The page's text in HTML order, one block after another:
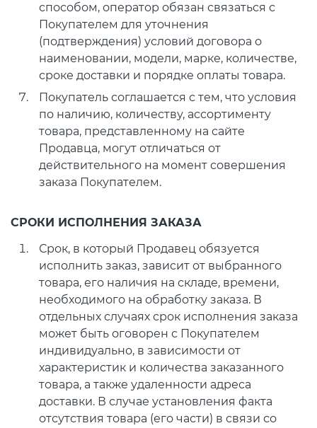
способом, оператор обязан связаться с
Покупателем для уточнения
(подтверждения) условий договора о
наименовании, модели, марке, количестве,
сроке доставки и порядке оплаты товара.
Покупатель соглашается с тем, что условия
по наличию, количеству, ассортименту
товара, представленному на сайте
Продавца, могут отличаться от
действительного на момент совершения
заказа Покупателем.
СРОКИ ИСПОЛНЕНИЯ ЗАКАЗА
Срок, в который Продавец обязуется
исполнить заказ, зависит от выбранного
товара, его наличия на складе, времени,
необходимого на обработку заказа. В
отдельных случаях срок исполнения заказа
может быть оговорен с Покупателем
индивидуально, в зависимости от
характеристик и количества заказанного
товара, а также удаленности адреса
доставки. В случае установления факта
отсутствия товара (его части) в связи со